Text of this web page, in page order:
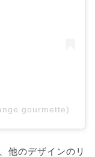
他のデザインのリ